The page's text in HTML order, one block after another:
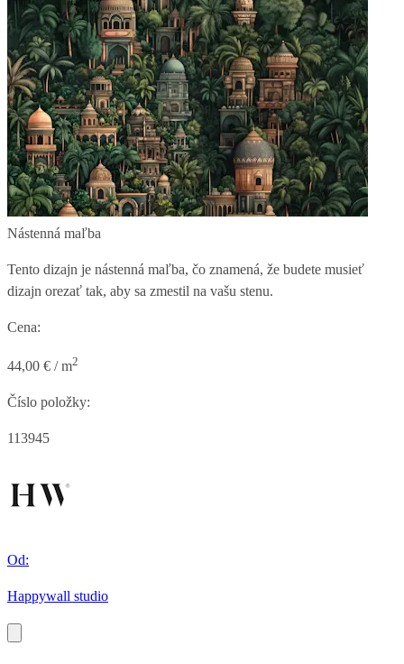
Nástenná maľba
Tento dizajn je nástenná maľba, čo znamená, že budete musieť
dizajn orezať tak, aby sa zmestil na vašu stenu.
Cena:
44,00 € / m2
Číslo položky:
113945
Od:
Happywall studio